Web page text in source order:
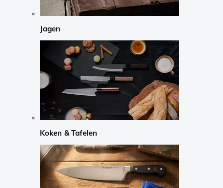
Jagen
Koken & Tafelen